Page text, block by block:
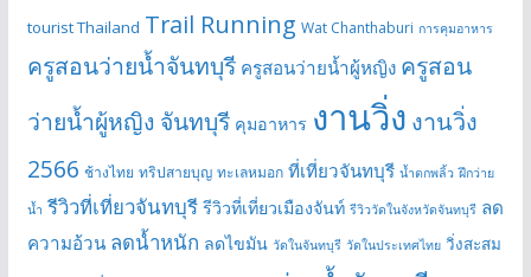
tourist Thailand Trail Running Wat Chanthaburi การคุมอาหาร
ครูสอนว่ายน้ำจันทบุรี ครูสอนว่ายน้ำผู้หญิง ครูสอน
ว่ายน้ำผู้หญิง จันทบุรี คุมอาหาร งานวิ่ง งานวิ่ง
2566 ช้างไทย ทริปสายบุญ ทะเลหมอก ที่เที่ยวจันทบุรี น้ำตกพลิ้ว ฝึกว่าย
น้ำ รีวิวที่เที่ยวจันทบุรี รีวิวที่เที่ยวเมืองจันท์ รีวิววัดในจังหวัดจันทบุรี ลด
ความอ้วน ลดน้ำหนัก ลดไขมัน วัดในจันทบุรี วัดในประเทศไทย วิ่งสะสม